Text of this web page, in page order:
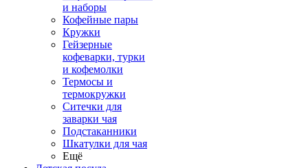
и наборы
Кофейные пары
Кружки
Гейзерные
кофеварки, турки
и кофемолки
Термосы и
термокружки
Ситечки для
заварки чая
Подстаканники
Шкатулки для чая
Ещё